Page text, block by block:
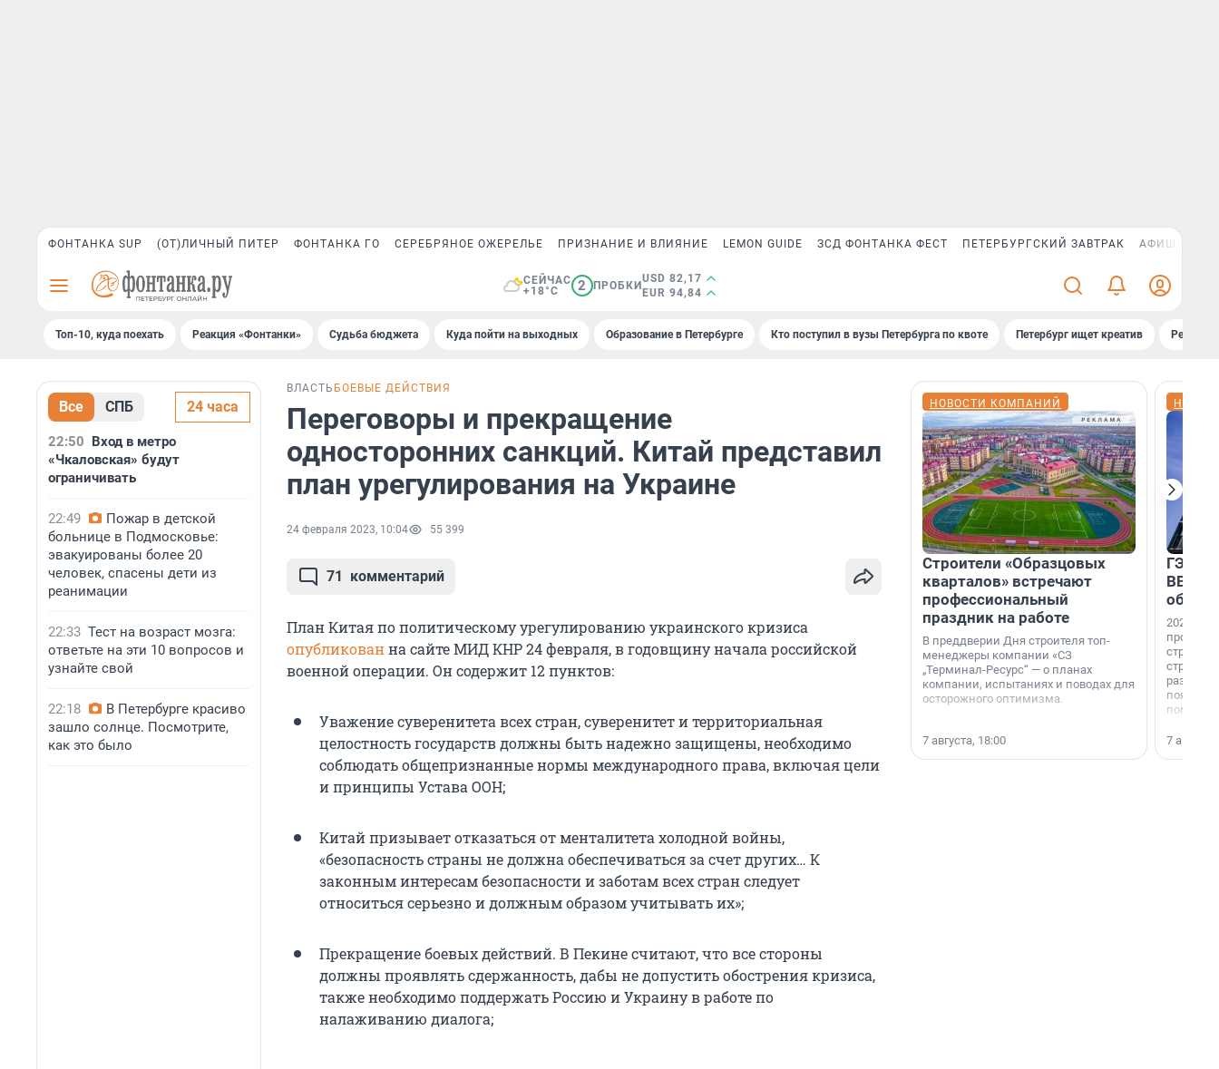
ФОНТАНКА SUP (ОТ)ЛИЧНЫЙ ПИТЕР ФОНТАНКА ГО СЕРЕБРЯНОЕ ОЖЕРЕЛЬЕ ПРИЗНАНИЕ И ВЛИЯНИЕ LEMON GUIDE ЗСД ФОНТАНКА ФЕСТ ПЕТЕРБУРГСКИЙ ЗАВТРАК АФИША PLUS
СЕЙЧАС
+18°C
2 ПРОБКИ
USD 82,17
EUR 94,84
Топ-10, куда поехать Реакция «Фонтанки» Судьба бюджета Куда пойти на выходных Образование в Петербурге Кто поступил в вузы Петербурга по квоте Петербург ищет креатив
Все СПБ 24 часа
22:50 Вход в метро
«Чкаловская» будут
ограничивать
22:49
Пожар в детской
больнице в Подмосковье:
эвакуированы более 20
человек, спасены дети из
реанимации
22:33 Тест на возраст мозга:
ответьте на эти 10 вопросов и
узнайте свой
22:18
В Петербурге красиво
зашло солнце. Посмотрите,
как это было
ВЛАСТЬ БОЕВЫЕ ДЕЙСТВИЯ
Переговоры и прекращение
односторонних санкций. Китай представил
план урегулирования на Украине
24 февраля 2023, 10:04 55 399
71 комментарий
План Китая по политическому урегулированию украинского кризиса
опубликованна сайте МИД КНР 24 февраля, в годовщину начала российской
военной операции. Он содержит 12 пунктов:
Уважение суверенитета всех стран, суверенитет и территориальная
целостность государств должны быть надежно защищены, необходимо
соблюдать общепризнанные нормы международного права, включая цели
и принципы Устава ООН;
Китай призывает отказаться от менталитета холодной войны,
«безопасность страны не должна обеспечиваться за счет других… К
законным интересам безопасности и заботам всех стран следует
относиться серьезно и должным образом учитывать их»;
Прекращение боевых действий. В Пекине считают, что все стороны
должны проявлять сдержанность, дабы не допустить обострения кризиса,
также необходимо поддержать Россию и Украину в работе по
налаживанию диалога;
НОВОСТИ КОМПАНИЙ
Строители «Образцовых
кварталов» встречают
профессиональный
праздник на работе
В преддверии Дня строителя топ-
менеджеры компании «СЗ
„Терминал-Ресурс“ — о планах
компании, испытаниях и поводах для
осторожного оптимизма.
7 августа, 18:00
ГЭС,
ВВП: в
об
2026-й —
раз. В
7